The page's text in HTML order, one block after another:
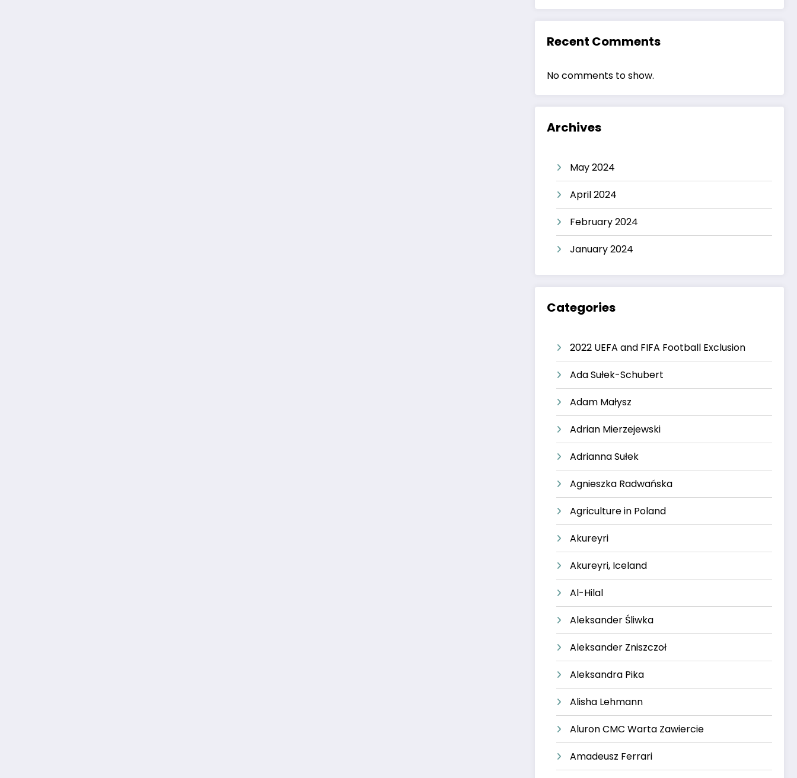
Recent Comments
No comments to show.
Archives
May 2024
April 2024
February 2024
January 2024
Categories
2022 UEFA and FIFA Football Exclusion
Ada Sułek-Schubert
Adam Małysz
Adrian Mierzejewski
Adrianna Sułek
Agnieszka Radwańska
Agriculture in Poland
Akureyri
Akureyri, Iceland
Al-Hilal
Aleksander Śliwka
Aleksander Zniszczoł
Aleksandra Pika
Alisha Lehmann
Aluron CMC Warta Zawiercie
Amadeusz Ferrari